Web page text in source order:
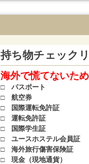
持ち物チェック
海外で慌てないた
□ パスポート
□ 航空券
□ 国際運転免許証
□ 運転免許証
□ 国際学生証
□ ユースホステル会員証
□ 海外旅行傷害保険証
□ 現金（現地通貨）